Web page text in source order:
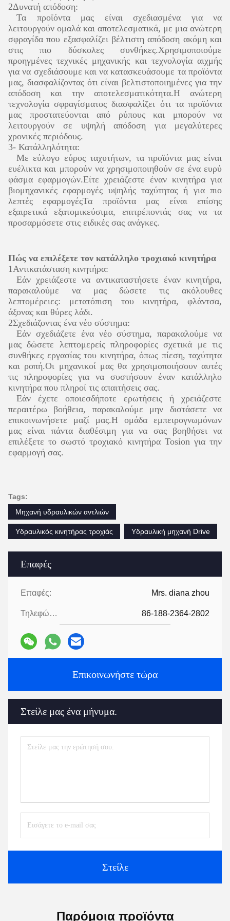
Επαφές
Επαφές: Mrs. diana zhou
Τηλεφώνημα: 86-188-2364-2802
Επικοινωνήστε τώρα
Στείλε μας ένα μήνυμα.
Στείλε
2Δυνατή απόδοση:
Τα προϊόντα μας είναι σχεδιασμένα για να
λειτουργούν ομαλά και αποτελεσματικά, με μια ανώτερη
σφραγίδα που εξασφαλίζει βέλτιστη απόδοση ακόμη και
στις πιο δύσκολες συνθήκες.Χρησιμοποιούμε
προηγμένες τεχνικές μηχανικής και τεχνολογία αιχμής
για να σχεδιάσουμε και να κατασκευάσουμε τα προϊόντα
μας, διασφαλίζοντας ότι είναι βελτιστοποιημένες για την
απόδοση και την αποτελεσματικότητα.Η ανώτερη
τεχνολογία σφραγίσματος διασφαλίζει ότι τα προϊόντα
μας προστατεύονται από ρύπους και μπορούν να
λειτουργούν σε υψηλή απόδοση για μεγαλύτερες
χρονικές περιόδους.
3- Κατάλληλότητα:
Με εύλογο εύρος ταχυτήτων, τα προϊόντα μας είναι
ευέλικτα και μπορούν να χρησιμοποιηθούν σε ένα ευρύ
φάσμα εφαρμογών.Είτε χρειάζεστε έναν κινητήρα για
βιομηχανικές εφαρμογές υψηλής ταχύτητας ή για πιο
λεπτές εφαρμογέςΤα προϊόντα μας είναι επίσης
εξαιρετικά εξατομικεύσιμα, επιτρέποντάς σας να τα
προσαρμόσετε στις ειδικές σας ανάγκες.
Πώς να επιλέξετε τον κατάλληλο τροχιακό κινητήρα
1Αντικατάσταση κινητήρα:
Εάν χρειάζεστε να αντικαταστήσετε έναν κινητήρα,
παρακαλούμε να μας δώσετε τις ακόλουθες
λεπτομέρειες: μετατόπιση του κινητήρα, φλάντσα,
άξονας και θύρες λάδι.
2Σχεδιάζοντας ένα νέο σύστημα:
Εάν σχεδιάζετε ένα νέο σύστημα, παρακαλούμε να
μας δώσετε λεπτομερείς πληροφορίες σχετικά με τις
συνθήκες εργασίας του κινητήρα, όπως πίεση, ταχύτητα
και ροπή.Οι μηχανικοί μας θα χρησιμοποιήσουν αυτές
τις πληροφορίες για να συστήσουν έναν κατάλληλο
κινητήρα που πληροί τις απαιτήσεις σας.
Εάν έχετε οποιεσδήποτε ερωτήσεις ή χρειάζεστε
περαιτέρω βοήθεια, παρακαλούμε μην διστάσετε να
επικοινωνήσετε μαζί μας.Η ομάδα εμπειρογνωμόνων
μας είναι πάντα διαθέσιμη για να σας βοηθήσει να
επιλέξετε το σωστό τροχιακό κινητήρα Tosion για την
εφαρμογή σας.
Tags:
Μηχανή υδραυλικών αντλιών
Υδραυλικός κινητήρας τροχιάς Υδραυλική μηχανή Drive
Παρόμοια προϊόντα